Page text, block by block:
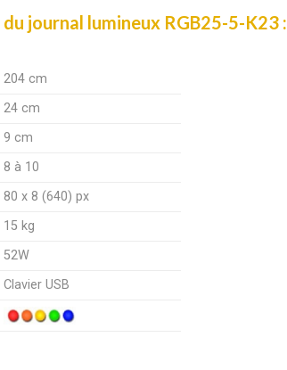
journal lumineux RGB25-5-K23 :
204 cm
24 cm
9 cm
8 à 10
80 x 8 (640) px
15 kg
52W
Clavier USB